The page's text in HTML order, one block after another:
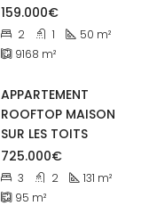
159.000€
2 1 50 m²
9168 m²
APPARTEMENT
ROOFTOP MAISON
SUR LES TOITS
725.000€
3 2 131 m²
95 m²